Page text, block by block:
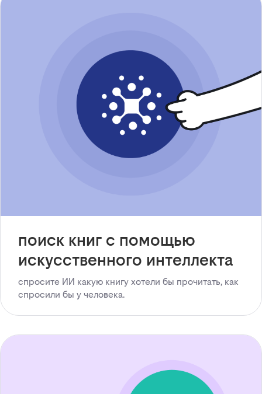
поиск книг с помощью
искусственного интеллекта
спросите ИИ какую книгу хотели бы прочитать, как
спросили бы у человека.